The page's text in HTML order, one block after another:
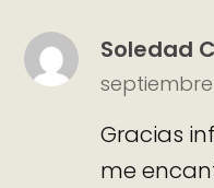
Soledad
Gracias
me